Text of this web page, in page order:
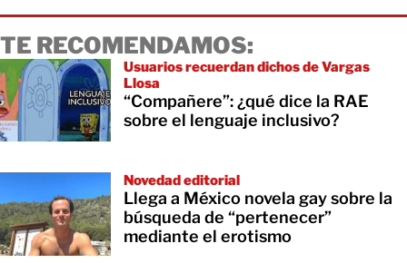
TE RECOMENDAMOS:
Usuarios recuerdan dichos de Vargas
Llosa
“Compañere”: ¿qué dice la RAE
sobre el lenguaje inclusivo?
Novedad editorial
Llega a México novela gay sobre la
búsqueda de “pertenecer”
mediante el erotismo